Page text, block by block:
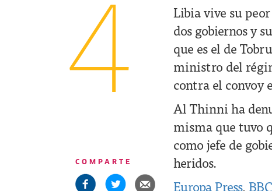
4
Libia vive su
dos gobiernos y
que es el de
ministro del
contra el convoy
Al Thinni ha
misma que tuvo
como jefe de
heridos.
Europa Press, BBC
COMPARTE